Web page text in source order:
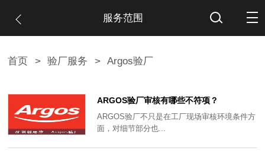
服务范围
首页 > 验厂服务 > Argos验厂
ARGOS验厂审核有哪些不符项？
ARGOS验厂不只是在工厂现场审核环境条件方
面，对细节部分也...